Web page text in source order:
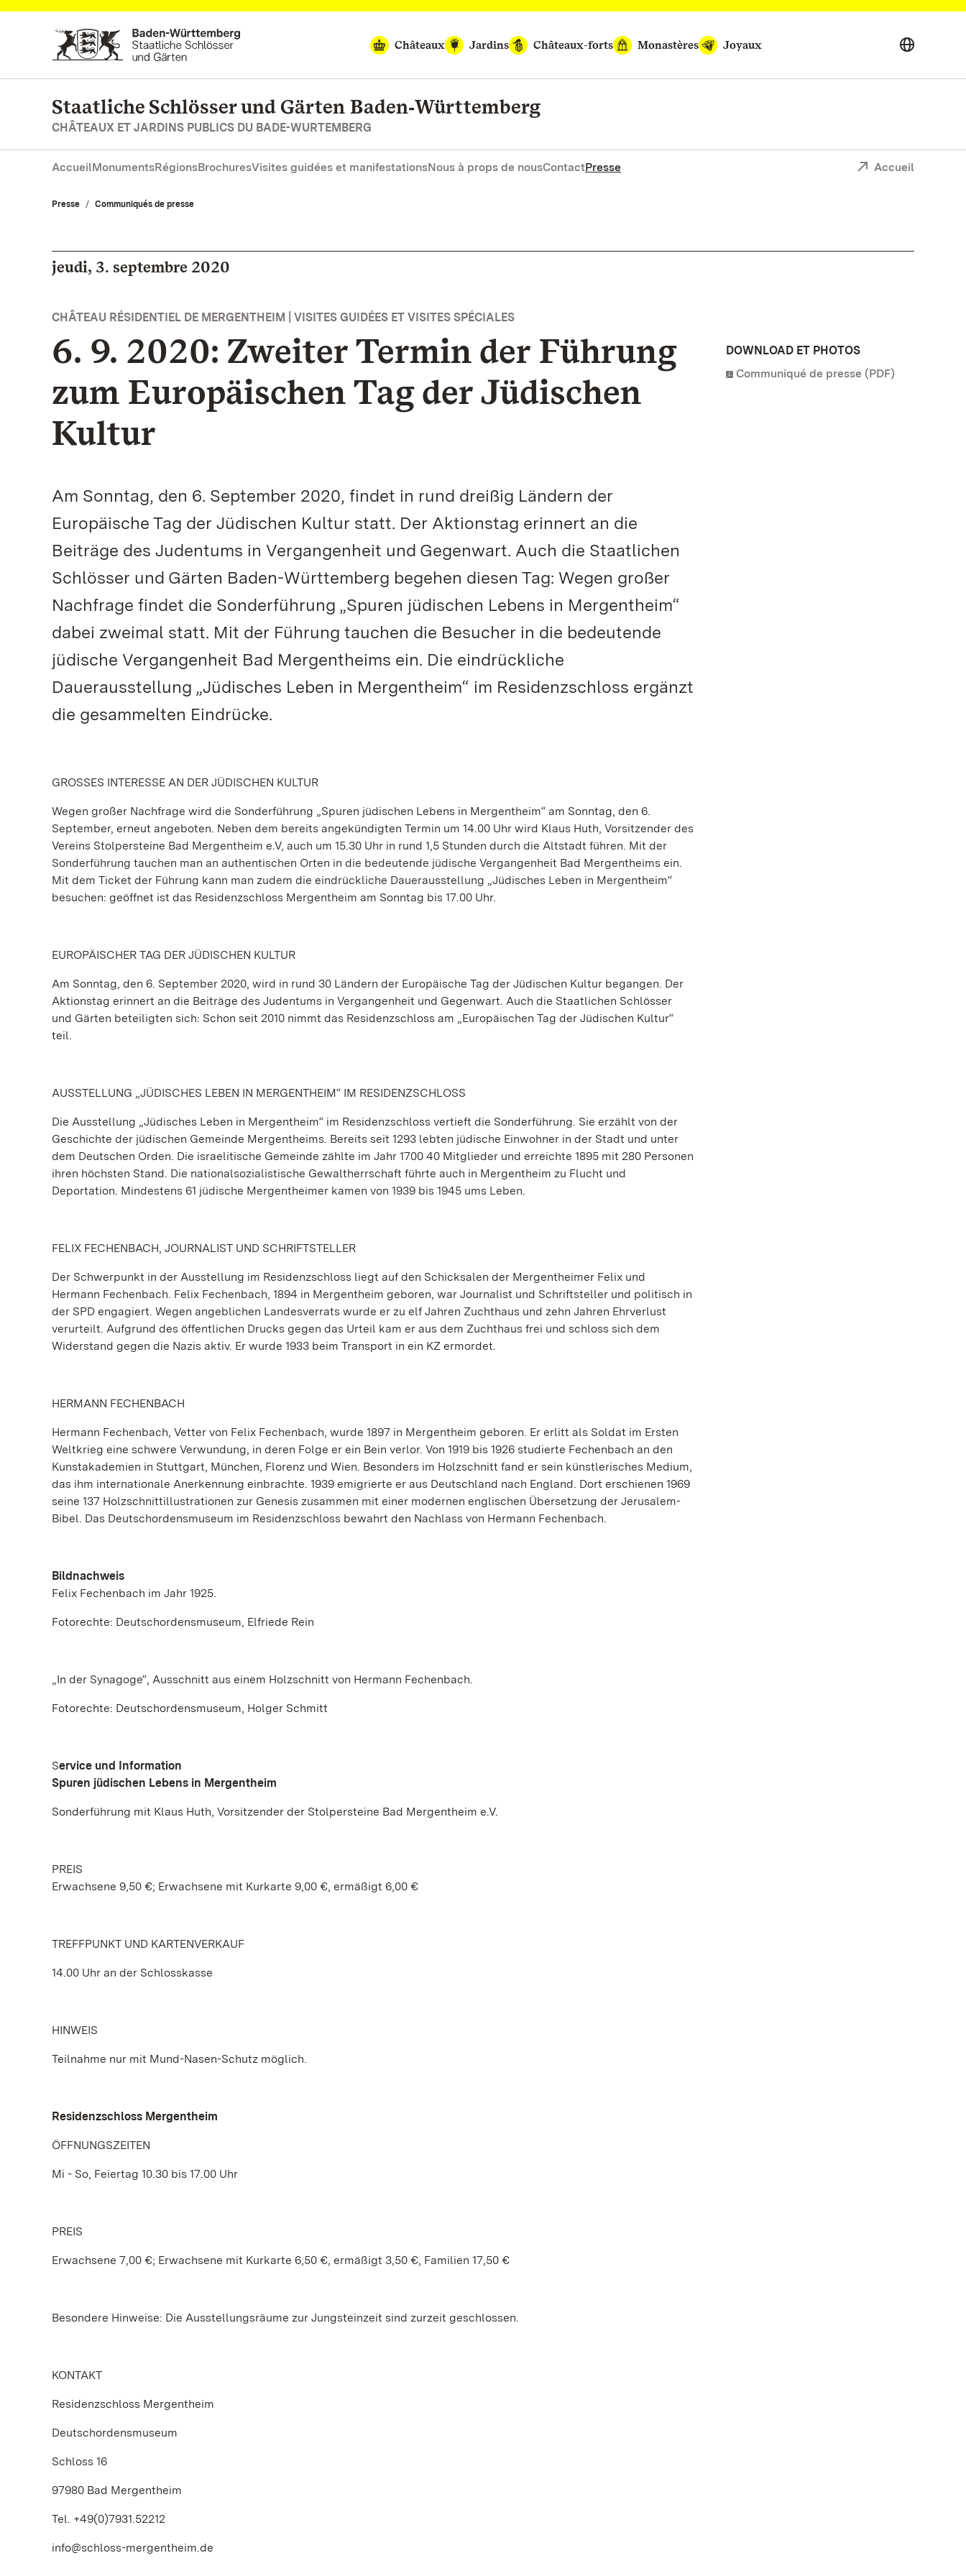
Vers la page d’accueil
Châteaux
Jardins Châteaux-forts Monastères Joyaux
Staatliche Schlösser und Gärten Baden‑Württemberg
CHÂTEAUX ET JARDINS PUBLICS DU BADE-WURTEMBERG
AccueilMonumentsRégionsBrochuresVisites guidées et manifestationsNous à props de nousContactPresse Accueil
Presse Communiqués de presse
jeudi, 3. septembre 2020
CHÂTEAU RÉSIDENTIEL DE MERGENTHEIM | VISITES GUIDÉES ET VISITES SPÉCIALES
6. 9. 2020: Zweiter Termin der Führung
zum Europäischen Tag der Jüdischen
Kultur
Am Sonntag, den 6. September 2020, findet in rund dreißig Ländern der
Europäische Tag der Jüdischen Kultur statt. Der Aktionstag erinnert an die
Beiträge des Judentums in Vergangenheit und Gegenwart. Auch die Staatlichen
Schlösser und Gärten Baden-Württemberg begehen diesen Tag: Wegen großer
Nachfrage findet die Sonderführung „Spuren jüdischen Lebens in Mergentheim“
dabei zweimal statt. Mit der Führung tauchen die Besucher in die bedeutende
jüdische Vergangenheit Bad Mergentheims ein. Die eindrückliche
Dauerausstellung „Jüdisches Leben in Mergentheim“ im Residenzschloss ergänzt
die gesammelten Eindrücke.
GROSSES INTERESSE AN DER JÜDISCHEN KULTUR
Wegen großer Nachfrage wird die Sonderführung „Spuren jüdischen Lebens in Mergentheim“ am Sonntag, den 6.
September, erneut angeboten. Neben dem bereits angekündigten Termin um 14.00 Uhr wird Klaus Huth, Vorsitzender des
Vereins Stolpersteine Bad Mergentheim e.V, auch um 15.30 Uhr in rund 1,5 Stunden durch die Altstadt führen. Mit der
Sonderführung tauchen man an authentischen Orten in die bedeutende jüdische Vergangenheit Bad Mergentheims ein.
Mit dem Ticket der Führung kann man zudem die eindrückliche Dauerausstellung „Jüdisches Leben in Mergentheim“
besuchen: geöffnet ist das Residenzschloss Mergentheim am Sonntag bis 17.00 Uhr.
EUROPÄISCHER TAG DER JÜDISCHEN KULTUR
Am Sonntag, den 6. September 2020, wird in rund 30 Ländern der Europäische Tag der Jüdischen Kultur begangen. Der
Aktionstag erinnert an die Beiträge des Judentums in Vergangenheit und Gegenwart. Auch die Staatlichen Schlösser
und Gärten beteiligten sich: Schon seit 2010 nimmt das Residenzschloss am „Europäischen Tag der Jüdischen Kultur“
teil.
AUSSTELLUNG „JÜDISCHES LEBEN IN MERGENTHEIM“ IM RESIDENZSCHLOSS
Die Ausstellung „Jüdisches Leben in Mergentheim“ im Residenzschloss vertieft die Sonderführung. Sie erzählt von der
Geschichte der jüdischen Gemeinde Mergentheims. Bereits seit 1293 lebten jüdische Einwohner in der Stadt und unter
dem Deutschen Orden. Die israelitische Gemeinde zählte im Jahr 1700 40 Mitglieder und erreichte 1895 mit 280 Personen
ihren höchsten Stand. Die nationalsozialistische Gewaltherrschaft führte auch in Mergentheim zu Flucht und
Deportation. Mindestens 61 jüdische Mergentheimer kamen von 1939 bis 1945 ums Leben.
FELIX FECHENBACH, JOURNALIST UND SCHRIFTSTELLER
Der Schwerpunkt in der Ausstellung im Residenzschloss liegt auf den Schicksalen der Mergentheimer Felix und
Hermann Fechenbach. Felix Fechenbach, 1894 in Mergentheim geboren, war Journalist und Schriftsteller und politisch in
der SPD engagiert. Wegen angeblichen Landesverrats wurde er zu elf Jahren Zuchthaus und zehn Jahren Ehrverlust
verurteilt. Aufgrund des öffentlichen Drucks gegen das Urteil kam er aus dem Zuchthaus frei und schloss sich dem
Widerstand gegen die Nazis aktiv. Er wurde 1933 beim Transport in ein KZ ermordet.
HERMANN FECHENBACH
Hermann Fechenbach, Vetter von Felix Fechenbach, wurde 1897 in Mergentheim geboren. Er erlitt als Soldat im Ersten
Weltkrieg eine schwere Verwundung, in deren Folge er ein Bein verlor. Von 1919 bis 1926 studierte Fechenbach an den
Kunstakademien in Stuttgart, München, Florenz und Wien. Besonders im Holzschnitt fand er sein künstlerisches Medium,
das ihm internationale Anerkennung einbrachte. 1939 emigrierte er aus Deutschland nach England. Dort erschienen 1969
seine 137 Holzschnittillustrationen zur Genesis zusammen mit einer modernen englischen Übersetzung der Jerusalem-
Bibel. Das Deutschordensmuseum im Residenzschloss bewahrt den Nachlass von Hermann Fechenbach.
Bildnachweis
Felix Fechenbach im Jahr 1925.
Fotorechte: Deutschordensmuseum, Elfriede Rein
„In der Synagoge“, Ausschnitt aus einem Holzschnitt von Hermann Fechenbach.
Fotorechte: Deutschordensmuseum, Holger Schmitt
Service und Information
Spuren jüdischen Lebens in Mergentheim
Sonderführung mit Klaus Huth, Vorsitzender der Stolpersteine Bad Mergentheim e.V.
PREIS
Erwachsene 9,50 €; Erwachsene mit Kurkarte 9,00 €, ermäßigt 6,00 €
TREFFPUNKT UND KARTENVERKAUF
14.00 Uhr an der Schlosskasse
HINWEIS
Teilnahme nur mit Mund-Nasen-Schutz möglich.
Residenzschloss Mergentheim
ÖFFNUNGSZEITEN
Mi - So, Feiertag 10.30 bis 17.00 Uhr
PREIS
Erwachsene 7,00 €; Erwachsene mit Kurkarte 6,50 €, ermäßigt 3,50 €, Familien 17,50 €
Besondere Hinweise: Die Ausstellungsräume zur Jungsteinzeit sind zurzeit geschlossen.
KONTAKT
Residenzschloss Mergentheim
Deutschordensmuseum
Schloss 16
97980 Bad Mergentheim
Tel. +49(0)7931.52212
info@schloss-mergentheim.de
DOWNLOAD ET PHOTOS
Communiqué de presse (PDF)